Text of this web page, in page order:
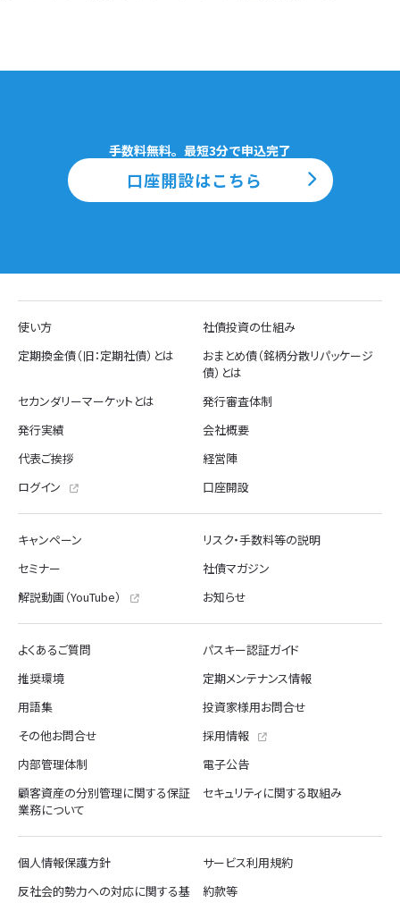
手数料無料。最短3分で申込完了
口座開設はこちら
使い方
社債投資の仕組み
定期換金債（旧：定期社債）とは
おまとめ債（銘柄分散リパッケージ
債）とは
セカンダリーマーケットとは
発行審査体制
発行実績
会社概要
代表ご挨拶
経営陣
ログイン
口座開設
キャンペーン
リスク・手数料等の説明
セミナー
社債マガジン
解説動画（YouTube）
お知らせ
よくあるご質問
パスキー認証ガイド
推奨環境
定期メンテナンス情報
用語集
投資家様用お問合せ
その他お問合せ
採用情報
内部管理体制
電子公告
顧客資産の分別管理に関する保証
業務について
セキュリティに関する取組み
個人情報保護方針
サービス利用規約
反社会的勢力への対応に関する基
約款等